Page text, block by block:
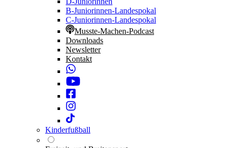
B-Juniorinnen-Landespokal
C-Juniorinnen-Landespokal
Musste-Machen-Podcast
Downloads
Newsletter
Kontakt
Kinderfußball